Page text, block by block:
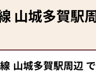
山城多賀駅
山城多賀駅周辺